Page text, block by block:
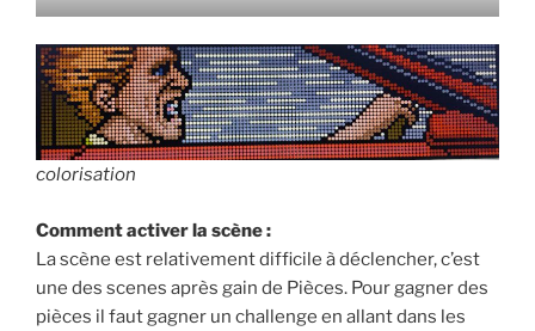
colorisation
Comment activer la scène :
La scène est relativement difficile à déclencher, c’est
une des scenes après gain de Pièces. Pour gagner des
pièces il faut gagner un challenge en allant dans les